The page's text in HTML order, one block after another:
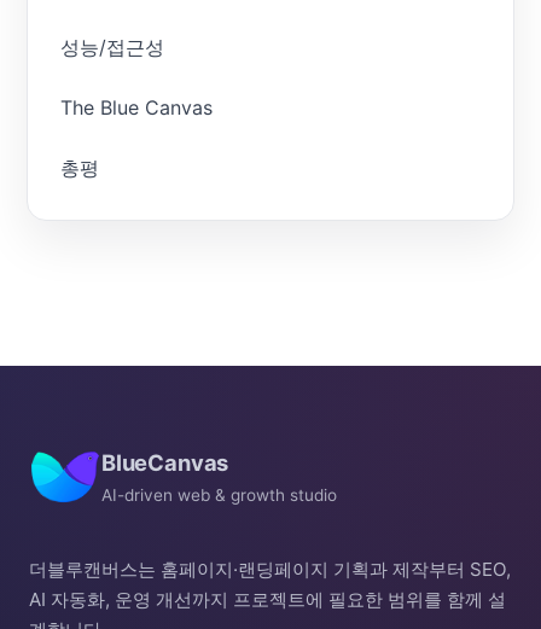
성능/접근성
The Blue Canvas
총평
BlueCanvas
AI-driven web & growth studio
더블루캔버스는 홈페이지·랜딩페이지 기획과 제작부터 SEO,
AI 자동화, 운영 개선까지 프로젝트에 필요한 범위를 함께 설